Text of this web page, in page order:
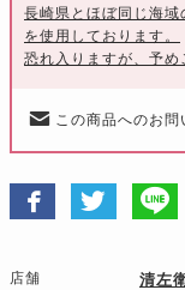
長崎県とほぼ同じ海
を使用しております。
恐れ入りますが、予め
この商品へのお問
店舗 清左